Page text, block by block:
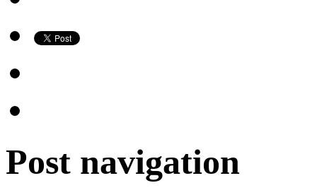
Post navigation